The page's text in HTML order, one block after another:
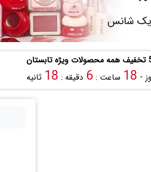
-
18 ساعت :6 دقیقه : 17 ثانیه